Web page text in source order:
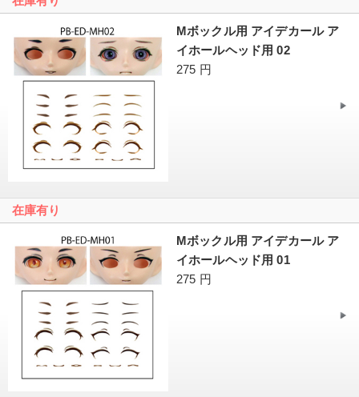
Mボックル用 アイデカール ア
イホールヘッド用 02
275 円
在庫有り
Mボックル用 アイデカール ア
イホールヘッド用 01
275 円